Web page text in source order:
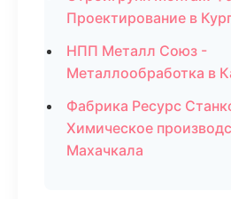
Проектирование в
НПП Металл Союз -
Металлообработка в
Фабрика Ресурс
Химическое
Махачкала